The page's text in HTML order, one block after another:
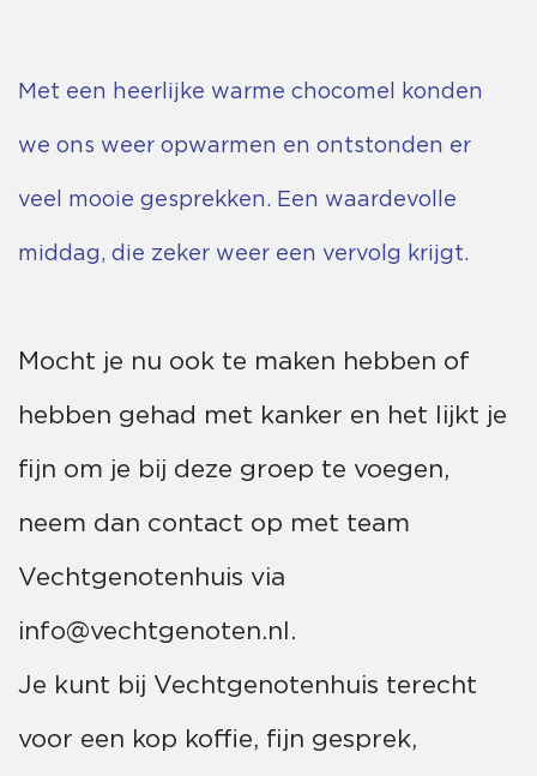
Met een heerlijke warme chocomel konden
we ons weer opwarmen en ontstonden er
veel mooie gesprekken. Een waardevolle
middag, die zeker weer een vervolg krijgt.
Mocht je nu ook te maken hebben of
hebben gehad met kanker en het lijkt je
fijn om je bij deze groep te voegen,
neem dan contact op met team
Vechtgenotenhuis via
info@vechtgenoten.nl.
Je kunt bij Vechtgenotenhuis terecht
voor een kop koffie, fijn gesprek,